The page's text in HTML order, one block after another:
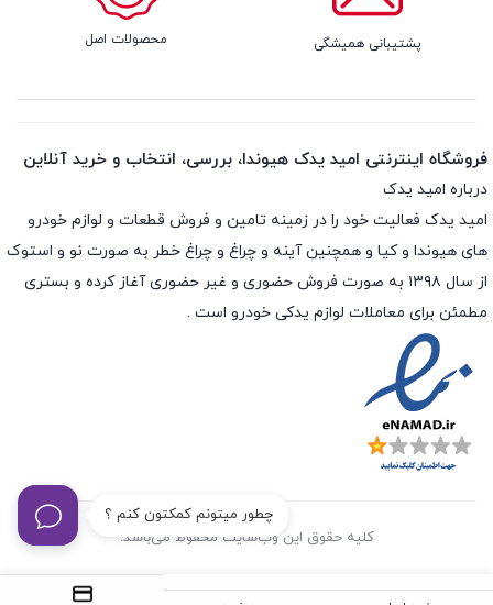
چطور میتونم کمکتون کنم ؟
پشتیبانی همیشگی محصولات اصل
فروشگاه اینترنتی امید یدک هیوندا، بررسی، انتخاب و خرید آنلاین
درباره امید یدک
امید یدک فعالیت خود را در زمینه تامین و فروش قطعات و لوازم خودرو
های هیوندا و کیا و همچنین آینه و چراغ و چراغ خطر به صورت نو و استوک
از سال ۱۳۹۸ به صورت فروش حضوری و غیر حضوری آغاز کرده و بستری
مطمئن برای معاملات لوازم یدکی خودرو است .
کلیه حقوق این وب‌سایت محفوظ می‌باشد.